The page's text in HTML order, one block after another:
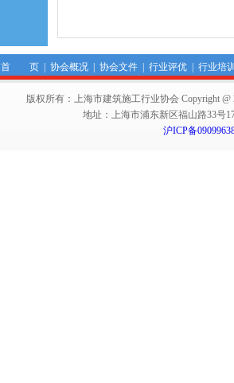
首 页| 协会概况| 协会文件| 行业评优| 行业培
版权所有：上海市建筑施工行业协会 Copyright @
地址：上海市浦东新区福山路33号
沪ICP备